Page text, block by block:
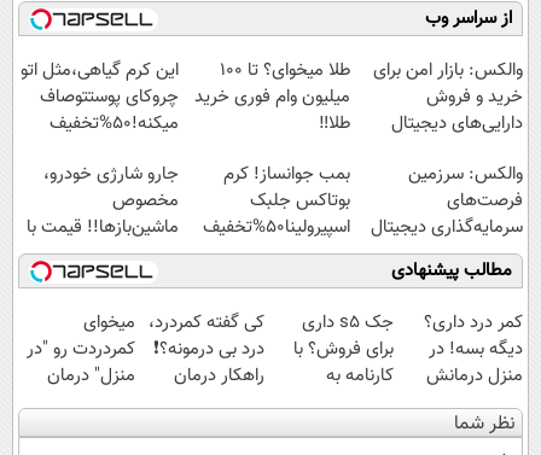
فناوری اروپا،
سبک و مقاوم |
پرداخت قسطی
موثر(تخفیف تا
امشب)
میلیاردر شد.
آموزش رایگان
کنید!
◗پرسش‌نامه◖
از سراسر وب
والکس: بازار امن برای
خرید و فروش
دارایی‌های دیجیتال
طلا میخوای؟ تا 100
میلیون وام فوری خرید
طلا‼️
این کرم گیاهی،مثل اتو
چروکای پوستتوصاف
میکنه!50%تخفیف
والکس: سرزمین
فرصت‌های
سرمایه‌گذاری دیجیتال
شما
بمب جوانساز! کرم
بوتاکس جلبک
اسپیرولینا50%تخفیف
جارو شارژی خودرو،
مخصوص
ماشین‌باز‌ها!! قیمت با
تخفیف: فقط
1,499,000
مطالب پیشنهادی
کمر درد داری؟
دیگه بسه! در
منزل درمانش
کن
(◀پرسش‌نامه)
جک s5 داری
برای فروش؟ با
کارنامه به
بهترین قیمت
بفروش!
کی گفته کمردرد،
درد بی درمونه؟❗
راهکار درمان
+پرسشنامه
میخوای
کمردردت رو "در
منزل" درمان
کنی؟ (◂فیلم +
◂پرسش‌نامه)
نظر شما